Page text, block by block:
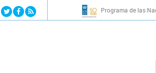
Jump to navigation Programa de las